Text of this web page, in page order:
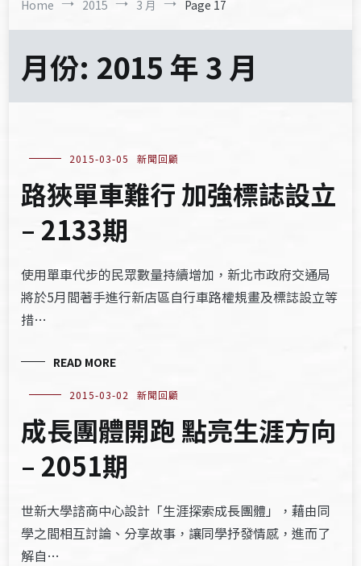
Home 2015 3 月 Page 17
月份: 2015 年 3 月
2015-03-05 新聞回顧
路狹單車難行 加強標誌設立
– 2133期
使用單車代步的民眾數量持續增加，新北市政府交通局
將於5月間著手進行新店區自行車路權規畫及標誌設立等
措…
READ MORE
2015-03-02 新聞回顧
成長團體開跑 點亮生涯方向
– 2051期
世新大學諮商中心設計「生涯探索成長團體」，藉由同
學之間相互討論、分享故事，讓同學抒發情感，進而了
解自…